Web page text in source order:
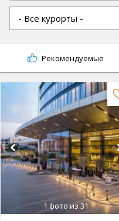
Рекомендуемые
1 фото из 31